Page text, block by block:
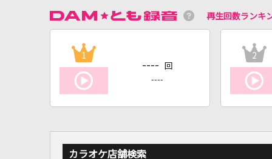
再生回数ランキ
1
---- 回
----
2
カラオケ店舗検索